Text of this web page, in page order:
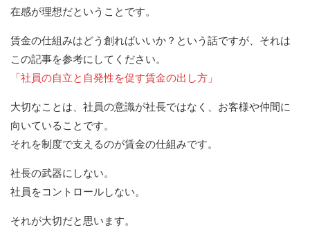
在感が理想だということです。
賃金の仕組みはどう創ればいいか？という話ですが、それは
この記事を参考にしてください。
「社員の自立と自発性を促す賃金の出し方」
大切なことは、社員の意識が社長ではなく、お客様や仲間に
向いていることです。
それを制度で支えるのが賃金の仕組みです。
社長の武器にしない。
社員をコントロールしない。
それが大切だと思います。